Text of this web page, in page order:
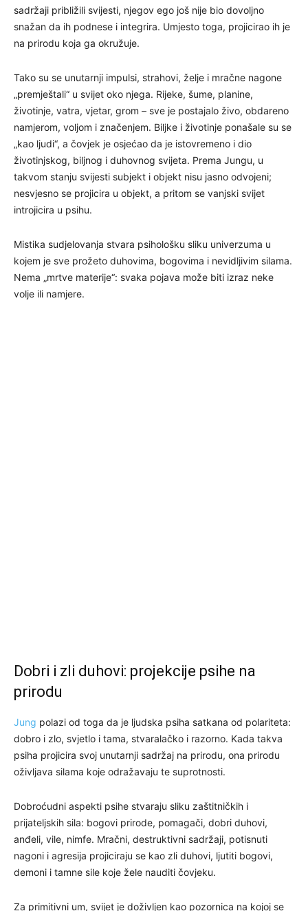
sadržaji približili svijesti, njegov ego još nije bio dovoljno
snažan da ih podnese i integrira. Umjesto toga, projicirao ih je
na prirodu koja ga okružuje.
Tako su se unutarnji impulsi, strahovi, želje i mračne nagone
„premještali“ u svijet oko njega. Rijeke, šume, planine,
životinje, vatra, vjetar, grom – sve je postajalo živo, obdareno
namjerom, voljom i značenjem. Biljke i životinje ponašale su se
„kao ljudi“, a čovjek je osjećao da je istovremeno i dio
životinjskog, biljnog i duhovnog svijeta. Prema Jungu, u
takvom stanju svijesti subjekt i objekt nisu jasno odvojeni;
nesvjesno se projicira u objekt, a pritom se vanjski svijet
introjicira u psihu.
Mistika sudjelovanja stvara psihološku sliku univerzuma u
kojem je sve prožeto duhovima, bogovima i nevidljivim silama.
Nema „mrtve materije“: svaka pojava može biti izraz neke
volje ili namjere.
Dobri i zli duhovi: projekcije psihe na
prirodu
Jung polazi od toga da je ljudska psiha satkana od polariteta:
dobro i zlo, svjetlo i tama, stvaralačko i razorno. Kada takva
psiha projicira svoj unutarnji sadržaj na prirodu, ona prirodu
oživljava silama koje odražavaju te suprotnosti.
Dobroćudni aspekti psihe stvaraju sliku zaštitničkih i
prijateljskih sila: bogovi prirode, pomagači, dobri duhovi,
anđeli, vile, nimfe. Mračni, destruktivni sadržaji, potisnuti
nagoni i agresija projiciraju se kao zli duhovi, ljutiti bogovi,
demoni i tamne sile koje žele nauditi čovjeku.
Za primitivni um, svijet je doživljen kao pozornica na kojoj se